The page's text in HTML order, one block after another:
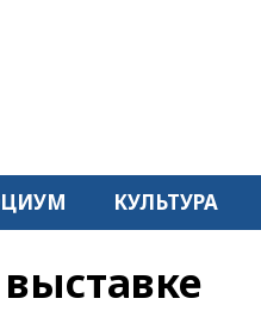
КУЛЬТУРА